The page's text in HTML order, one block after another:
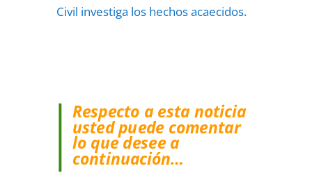
Civil investiga los hechos acaecidos.
Respecto a esta noticia
usted puede comentar
lo que desee a
continuación…